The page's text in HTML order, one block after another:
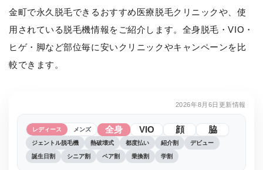
金町で永久脱毛できるおすすめ医療脱毛クリニックや、使
用されている脱毛機情報をご紹介します。全身脱毛・VIO・
ヒゲ・脚など部位毎に安いクリニックやキャンペーンを比
較できます。
2026年8月6日更新情報
レディース メンズ 全身 VIO 顔 脇
ジェントル脱毛機 熱破壊式 都度払い 紹介割 デビュー
誕生日割 シニア割 ペア割 乗換割 学割